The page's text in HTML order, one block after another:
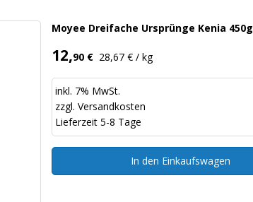
Moyee Dreifache Ursprünge Kenia 450g
12,90 € 28,67 € / kg
inkl. 7% MwSt.
zzgl. Versandkosten
Lieferzeit 5-8 Tage
In den Einkaufswagen